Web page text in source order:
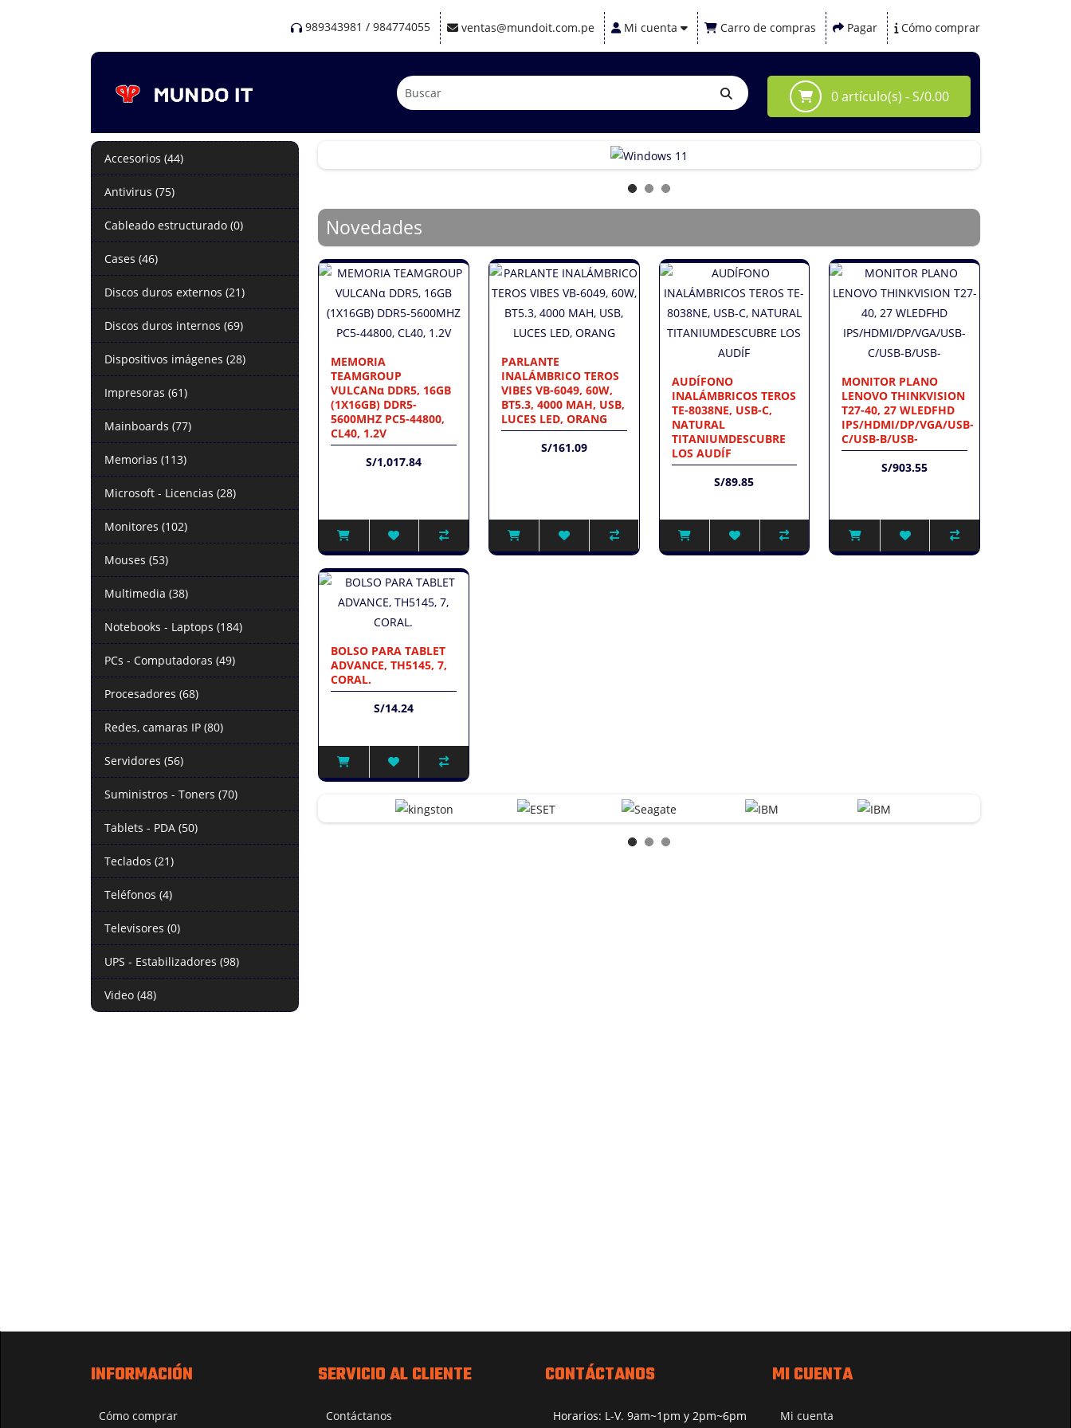
989343981 / 984774055 ventas@mundoit.com.pe Mi cuenta Carro de compras Pagar Cómo comprar
0 artículo(s) - S/0.00
Accesorios (44)
Antivirus (75)
Cableado estructurado (0)
Cases (46)
Discos duros externos (21)
Discos duros internos (69)
Dispositivos imágenes (28)
Impresoras (61)
Mainboards (77)
Memorias (113)
Microsoft - Licencias (28)
Monitores (102)
Mouses (53)
Multimedia (38)
Notebooks - Laptops (184)
PCs - Computadoras (49)
Procesadores (68)
Redes, camaras IP (80)
Servidores (56)
Suministros - Toners (70)
Tablets - PDA (50)
Teclados (21)
Teléfonos (4)
Televisores (0)
UPS - Estabilizadores (98)
Video (48)
Novedades
MEMORIA
TEAMGROUP
VULCANα DDR5, 16GB
(1X16GB) DDR5-
5600MHZ PC5-44800,
CL40, 1.2V
S/1,017.84
PARLANTE
INALÁMBRICO TEROS
VIBES VB-6049, 60W,
BT5.3, 4000 MAH, USB,
LUCES LED, ORANG
S/161.09
AUDÍFONO
INALÁMBRICOS TEROS
TE-8038NE, USB-C,
NATURAL
TITANIUMDESCUBRE
LOS AUDÍF
S/89.85
MONITOR PLANO
LENOVO THINKVISION
T27-40, 27 WLEDFHD
IPS/HDMI/DP/VGA/USB-
C/USB-B/USB-
S/903.55
BOLSO PARA TABLET
ADVANCE, TH5145, 7,
CORAL.
S/14.24
INFORMACIÓN
Cómo comprar
SERVICIO AL CLIENTE
Contáctanos
CONTÁCTANOS
Horarios: L-V. 9am~1pm y 2pm~6pm
MI CUENTA
Mi cuenta